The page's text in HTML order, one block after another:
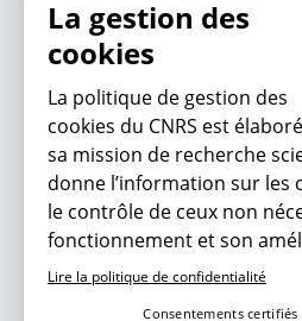
En ce moment
La gestion des
cookies
La politique de gestion des
cookies du CNRS est
sa mission de recherche
donne l’information sur les
le contrôle de ceux non
fonctionnement et son
Lire la politique de confidentialité
Consentements certifiés